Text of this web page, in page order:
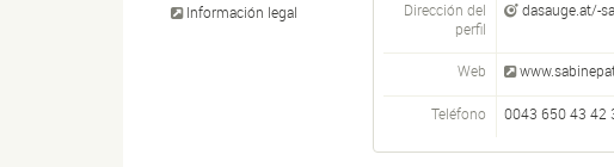
Información legal
Dirección del
perfil
dasauge.at/-
Web
Teléfono 0043 650 43 42